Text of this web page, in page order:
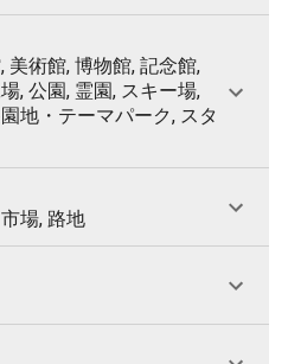
美術館, 博物館, 記念館,
, 公園, 霊園, スキー場,
地・テーマパーク, スタ
場, 路地